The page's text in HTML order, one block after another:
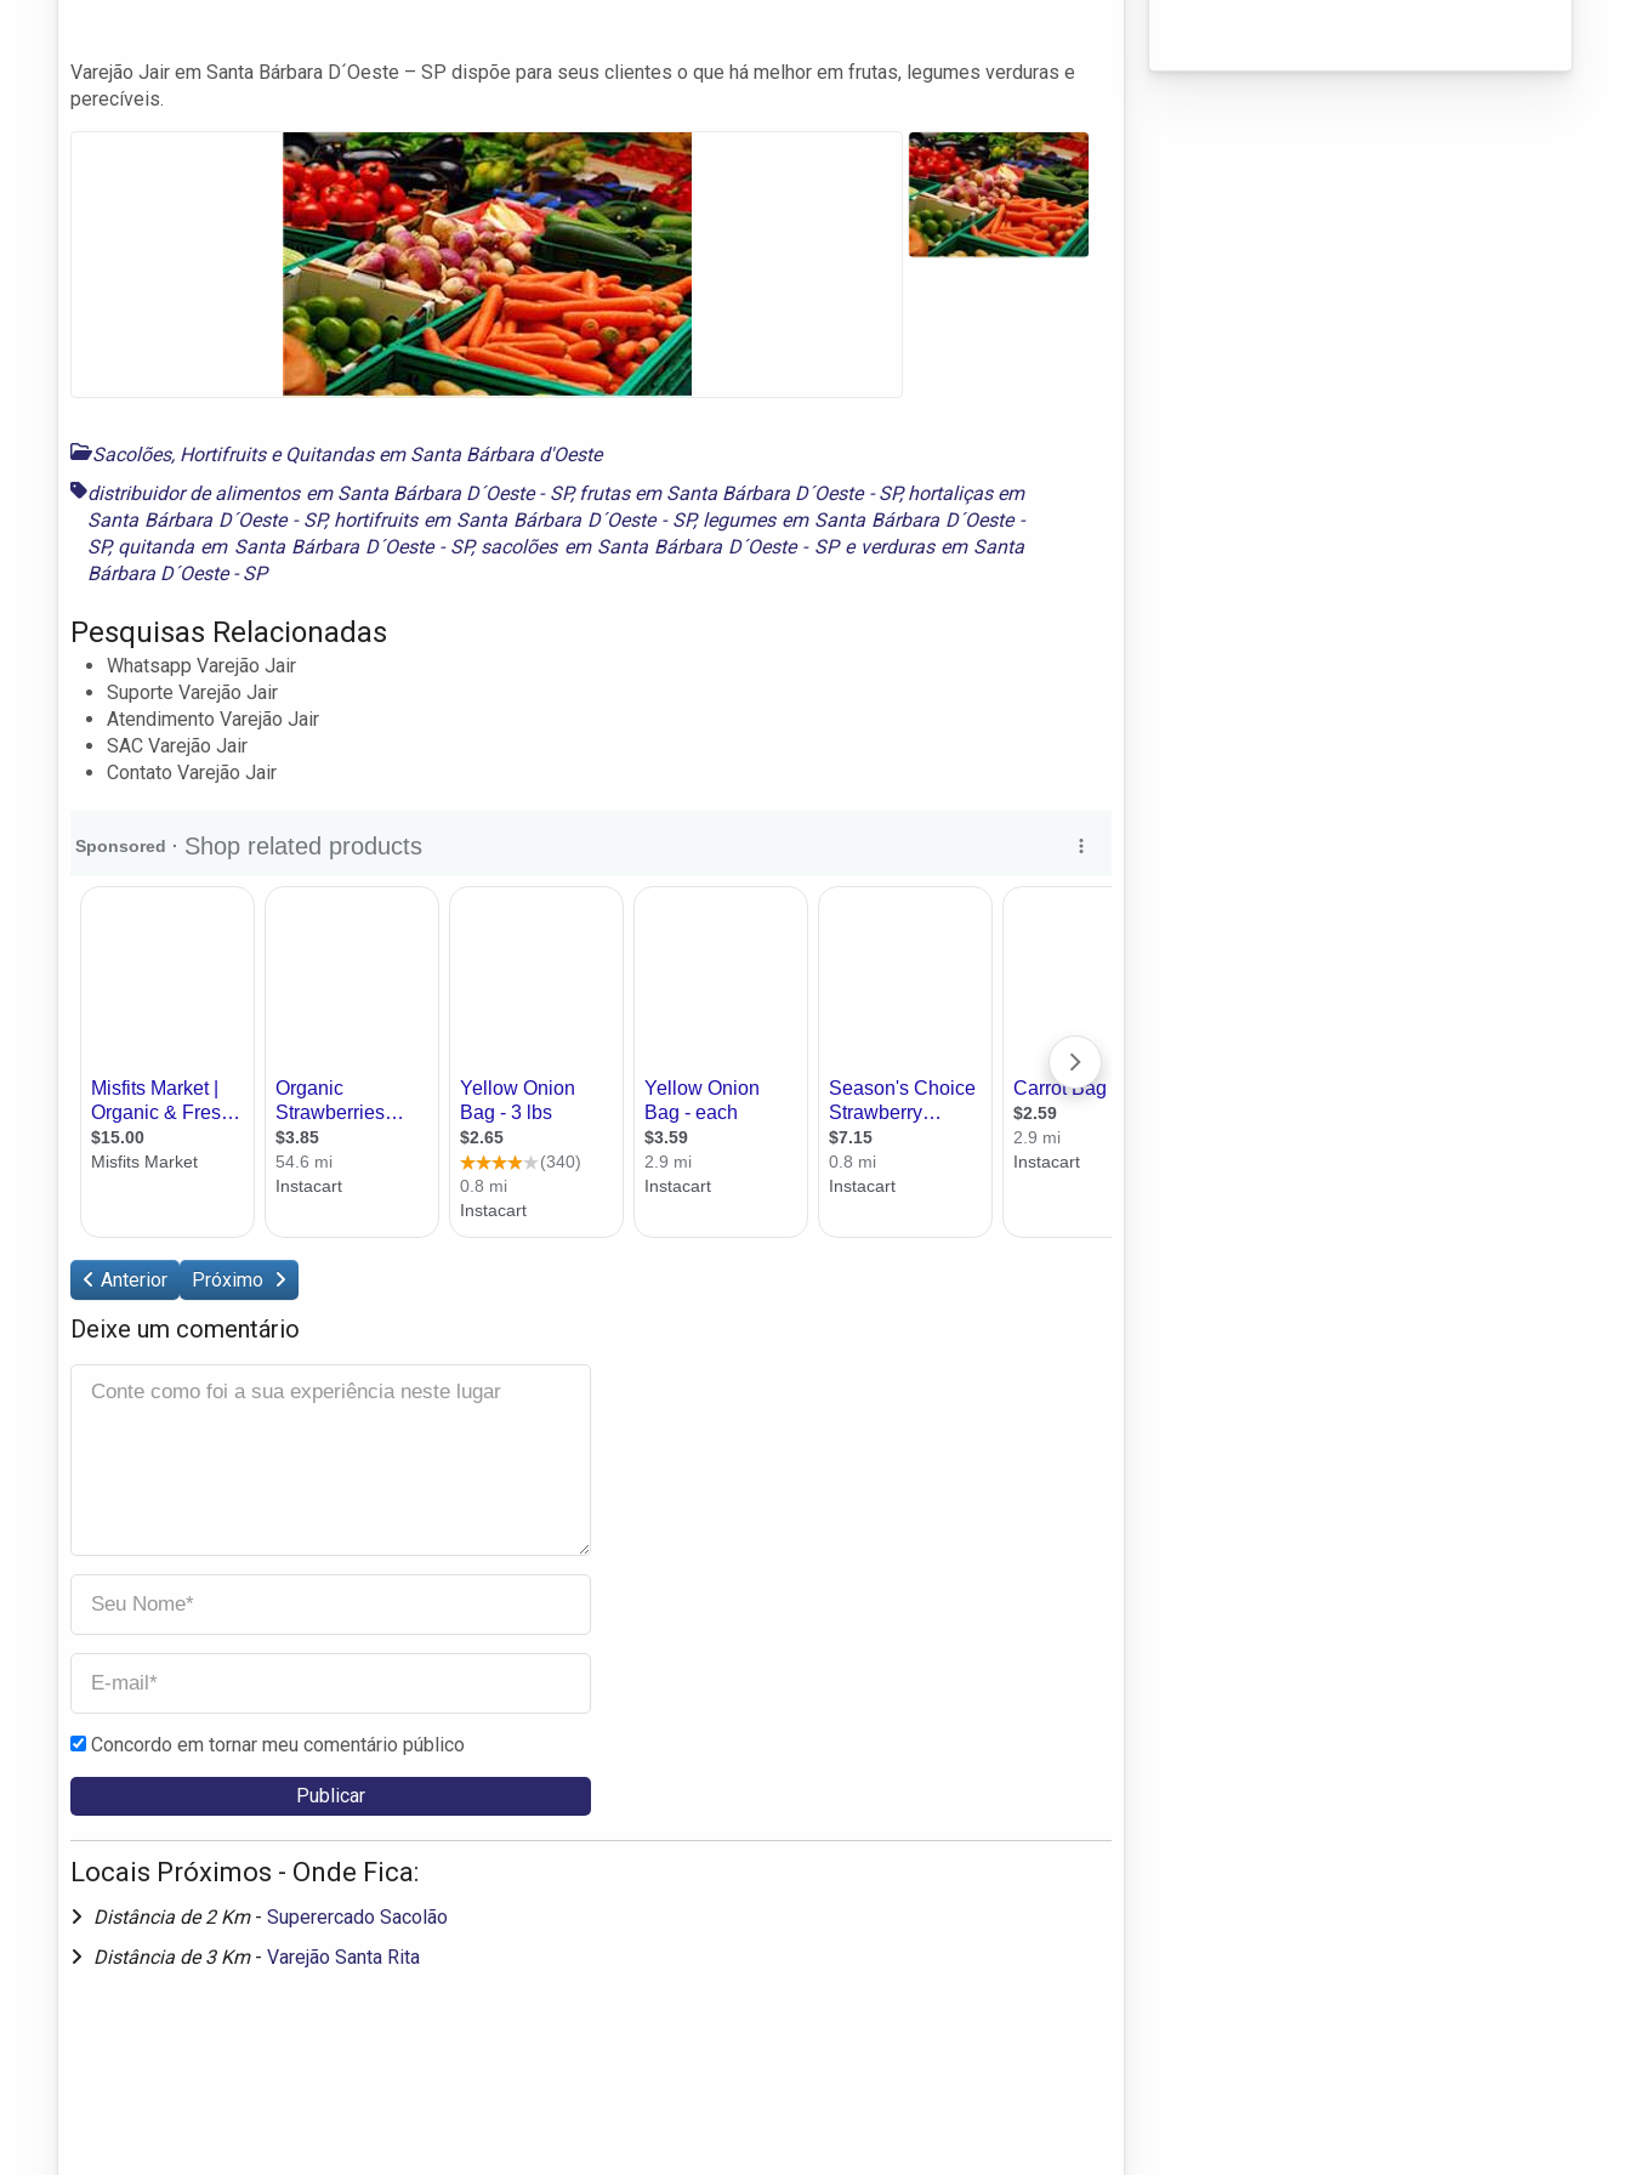
Varejão Jair em Santa Bárbara D´Oeste – SP dispõe para seus clientes o que há melhor em frutas, legumes verduras e
perecíveis.
Sacolões, Hortifruits e Quitandas em Santa Bárbara d'Oeste
distribuidor de alimentos em Santa Bárbara D´Oeste - SP, frutas em Santa Bárbara D´Oeste - SP,hortaliças em
Santa Bárbara D´Oeste - SP, hortifruits em Santa Bárbara D´Oeste - SP, legumes em Santa Bárbara D´Oeste -
SP, quitanda em Santa Bárbara D´Oeste - SP, sacolões em Santa Bárbara D´Oeste - SPe verduras em Santa
Bárbara D´Oeste - SP
Pesquisas Relacionadas
Whatsapp Varejão Jair
Suporte Varejão Jair
Atendimento Varejão Jair
SAC Varejão Jair
Contato Varejão Jair
Anterior Próximo
Deixe um comentário
Concordo em tornar meu comentário público
Locais Próximos - Onde Fica:
Distância de 2 Km - Superercado Sacolão
Distância de 3 Km - Varejão Santa Rita